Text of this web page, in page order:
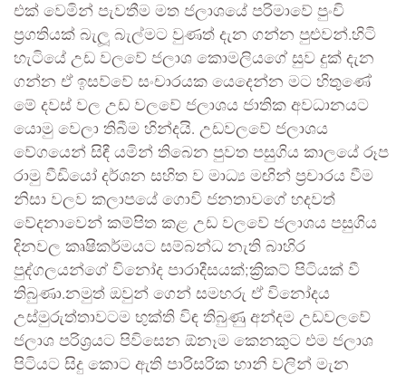
එක් වෙමින් පැවතීම මත ජලාශයේ පරිමාවේ පුංචි
ප්‍රගතියක් බැලූ බැල්මට වුණත් දැන ගන්න පුළුවන්.හිටි
හැටියේ උඩ වලවේ ජලාශ කොමලියගේ සුව දුක් දැන
ගන්න ඒ ඉසව්වේ සංචාරයක යෙදෙන්න මට හිතුණේ
මේ දවස් වල උඩ වලවේ ජලාශය ජාතික අවධානයට
යොමු වෙලා තිබීම හින්දයි. උඩවලවේ ජලාශය
වේගයෙන් සිඳී යමින් තිබෙන පුවත පසුගිය කාලයේ රූප
රාමු වීඩියෝ දර්ශන සහිත ව මාධ්‍ය මඟින් ප්‍රචාරය වීම
නිසා වලව කලාපයේ ගොවි ජනතාවගේ හදවත්
වේදනාවෙන් කම්පිත කළ උඩ වලවේ ජලාශය පසුගිය
දිනවල කෘෂිකර්මයට සම්බන්ධ නැති බාහිර
පුද්ගලයන්ගේ විනෝද පාරාදීසයක්;ක්‍රිකට් පිටියක් වී
තිබුණා.නමුත් ඔවුන් ගෙන් සමහරු ඒ විනෝදය
උස්මුරුත්තාවටම භුක්ති විඳ තිබුණු අන්දම උඩවලවේ
ජලාශ පරිශ්‍රයට පිවිසෙන ඕනෑම කෙනකුට එම ජලාශ
පිටියට සිදු කොට ඇති පාරිසරික හානි වලින් මැන